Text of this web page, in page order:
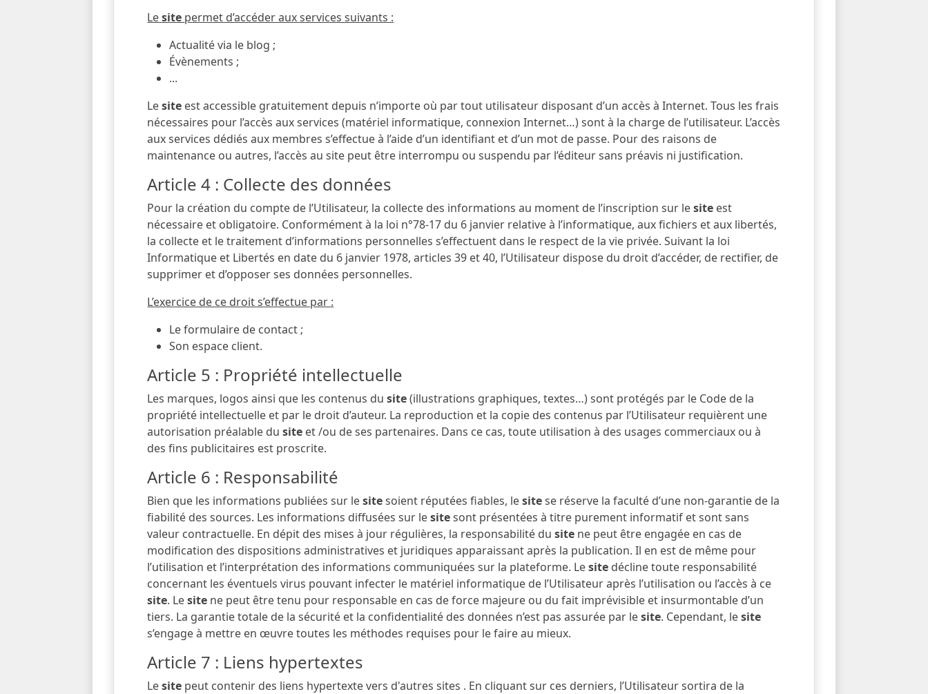
Lesite permet d’accéder aux services suivants :
Actualité via le blog ;
Évènements ;
...
Lesite est accessible gratuitement depuis n’importe où par tout utilisateur disposant d’un accès à Internet. Tous les frais
nécessaires pour l’accès aux services (matériel informatique, connexion Internet…) sont à la charge de l’utilisateur. L’accès
aux services dédiés aux membres s’effectue à l’aide d’un identifiant et d’un mot de passe. Pour des raisons de
maintenance ou autres, l’accès au site peut être interrompu ou suspendu par l’éditeur sans préavis ni justification.
Article 4 : Collecte des données
Pour la création du compte de l’Utilisateur, la collecte des informations au moment de l’inscription sur lesite est
nécessaire et obligatoire. Conformément à la loi n°78-17 du 6 janvier relative à l’informatique, aux fichiers et aux libertés,
la collecte et le traitement d’informations personnelles s’effectuent dans le respect de la vie privée. Suivant la loi
Informatique et Libertés en date du 6 janvier 1978, articles 39 et 40, l’Utilisateur dispose du droit d’accéder, de rectifier, de
supprimer et d’opposer ses données personnelles.
L’exercice de ce droit s’effectue par :
Le formulaire de contact ;
Son espace client.
Article 5 : Propriété intellectuelle
Les marques, logos ainsi que les contenus dusite(illustrations graphiques, textes…) sont protégés par le Code de la
propriété intellectuelle et par le droit d’auteur. La reproduction et la copie des contenus par l’Utilisateur requièrent une
autorisation préalable dusite et /ou de ses partenaires. Dans ce cas, toute utilisation à des usages commerciaux ou à
des fins publicitaires est proscrite.
Article 6 : Responsabilité
Bien que les informations publiées sur lesitesoient réputées fiables, lesitese réserve la faculté d’une non-garantie de la
fiabilité des sources. Les informations diffusées sur lesitesont présentées à titre purement informatif et sont sans
valeur contractuelle. En dépit des mises à jour régulières, la responsabilité dusite ne peut être engagée en cas de
modification des dispositions administratives et juridiques apparaissant après la publication. Il en est de même pour
l’utilisation et l’interprétation des informations communiquées sur la plateforme. Lesite décline toute responsabilité
concernant les éventuels virus pouvant infecter le matériel informatique de l’Utilisateur après l’utilisation ou l’accès à ce
site. Lesite ne peut être tenu pour responsable en cas de force majeure ou du fait imprévisible et insurmontable d’un
tiers. La garantie totale de la sécurité et la confidentialité des données n’est pas assurée par lesite. Cependant, lesite
s’engage à mettre en œuvre toutes les méthodes requises pour le faire au mieux.
Article 7 : Liens hypertextes
Lesite peut contenir des liens hypertexte vers d'autres sites . En cliquant sur ces derniers, l’Utilisateur sortira de la